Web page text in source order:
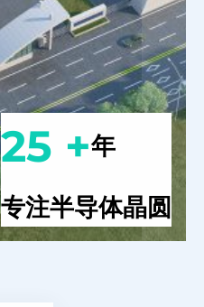
25 +年
专注半导体晶圆